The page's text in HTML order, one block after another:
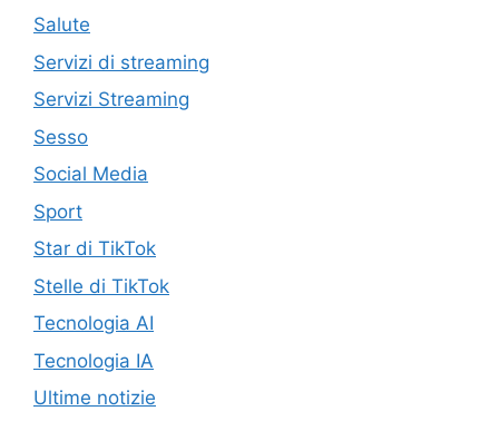
Salute
Servizi di streaming
Servizi Streaming
Sesso
Social Media
Sport
Star di TikTok
Stelle di TikTok
Tecnologia AI
Tecnologia IA
Ultime notizie